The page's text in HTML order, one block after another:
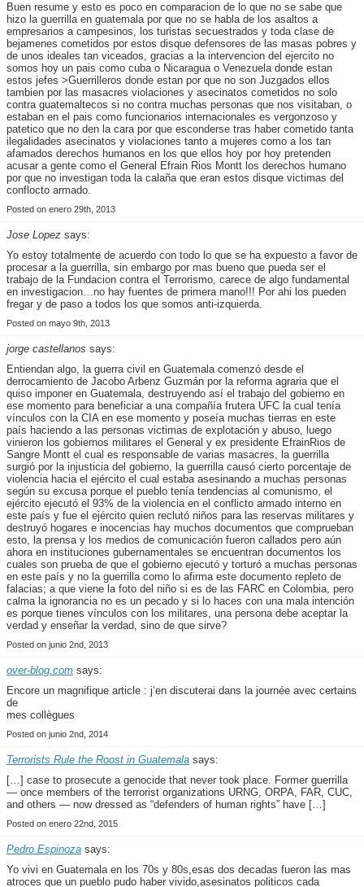
Buen resume y esto es poco en comparacion de lo que no se sabe que
hizo la guerrilla en guatemala por que no se habla de los asaltos a
empresarios a campesinos, los turistas secuestrados y toda clase de
bejamenes cometidos por estos disque defensores de las masas pobres y
de unos ideales tan viceados, gracias a la intervencion del ejercito no
somos hoy un pais como cuba o Nicaragua o Venezuela donde estan
estos jefes >Guerrilleros donde estan por que no son Juzgados ellos
tambien por las masacres violaciones y asecinatos cometidos no solo
contra guatemaltecos si no contra muchas personas que nos visitaban, o
estaban en el pais como funcionarios internacionales es vergonzoso y
patetico que no den la cara por que esconderse tras haber cometido tanta
ilegalidades asecinatos y violaciones tanto a mujeres como a los tan
afamados derechos humanos en los que ellos hoy por hoy pretenden
acusar a gente como el General Efrain Rios Montt los derechos humano
por que no investigan toda la calaña que eran estos disque victimas del
conflocto armado.
Posted on enero 29th, 2013
Jose Lopez says:
Yo estoy totalmente de acuerdo con todo lo que se ha expuesto a favor de
procesar a la guerrilla, sin embargo por mas bueno que pueda ser el
trabajo de la Fundacion contra el Terrorismo, carece de algo fundamental
en investigacion…no hay fuentes de primera mano!!! Por ahi los pueden
fregar y de paso a todos los que somos anti-izquierda.
Posted on mayo 9th, 2013
jorge castellanos says:
Entiendan algo, la guerra civil en Guatemala comenzó desde el
derrocamiento de Jacobo Arbenz Guzmán por la reforma agraria que el
quiso imponer en Guatemala, destruyendo así el trabajo del gobierno en
ese momento para beneficiar a una compañía frutera UFC la cual tenía
vínculos con la CIA en ese momento y poseía muchas tierras en este
país haciendo a las personas victimas de explotación y abuso, luego
vinieron los gobiernos militares el General y ex presidente EfrainRios de
Sangre Montt el cual es responsable de varias masacres, la guerrilla
surgió por la injusticia del gobierno, la guerrilla causó cierto porcentaje de
violencia hacia el ejército el cual estaba asesinando a muchas personas
según su excusa porque el pueblo tenía tendencias al comunismo, el
ejército ejecutó el 93% de la violencia en el conflicto armado interno en
este país y fue el ejército quien reclutó niños para las reservas militares y
destruyó hogares e inocencias hay muchos documentos que comprueban
esto, la prensa y los medios de comunicación fueron callados pero aún
ahora en instituciones gubernamentales se encuentran documentos los
cuales son prueba de que el gobierno ejecutó y torturó a muchas personas
en este país y no la guerrilla como lo afirma este documento repleto de
falacias; a que viene la foto del niño si es de las FARC en Colombia, pero
calma la ignorancia no es un pecado y si lo haces con una mala intención
es porque tienes vínculos con los militares, una persona debe aceptar la
verdad y enseñar la verdad, sino de que sirve?
Posted on junio 2nd, 2013
over-blog.com says:
Encore un magnifique article : j’en discuterai dans la journée avec certains
de
mes collègues
Posted on junio 2nd, 2014
Terrorists Rule the Roost in Guatemala says:
[…] case to prosecute a genocide that never took place. Former guerrilla
— once members of the terrorist organizations URNG, ORPA, FAR, CUC,
and others — now dressed as “defenders of human rights” have […]
Posted on enero 22nd, 2015
Pedro Espinoza says:
Yo vivi en Guatemala en los 70s y 80s,esas dos decadas fueron las mas
atroces que un pueblo pudo haber vivido,asesinatos politicos cada